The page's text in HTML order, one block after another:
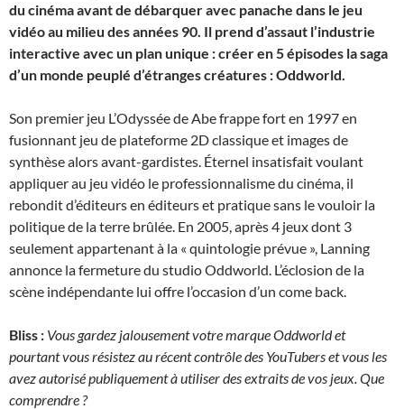
du cinéma avant de débarquer avec panache dans le jeu
vidéo au milieu des années 90. Il prend d’assaut l’industrie
interactive avec un plan unique : créer en 5 épisodes la saga
d’un monde peuplé d’étranges créatures : Oddworld.
Son premier jeu L’Odyssée de Abe frappe fort en 1997 en
fusionnant jeu de plateforme 2D classique et images de
synthèse alors avant-gardistes. Éternel insatisfait voulant
appliquer au jeu vidéo le professionnalisme du cinéma, il
rebondit d’éditeurs en éditeurs et pratique sans le vouloir la
politique de la terre brûlée. En 2005, après 4 jeux dont 3
seulement appartenant à la « quintologie prévue », Lanning
annonce la fermeture du studio Oddworld. L’éclosion de la
scène indépendante lui offre l’occasion d’un come back.
Bliss : Vous gardez jalousement votre marque Oddworld et
pourtant vous résistez au récent contrôle des YouTubers et vous les
avez autorisé publiquement à utiliser des extraits de vos jeux. Que
comprendre ?